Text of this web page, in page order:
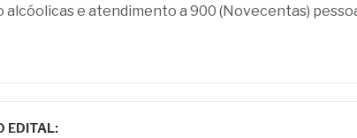
alcóolicas e atendimento a 900 (Novecentas)
EDITAL: